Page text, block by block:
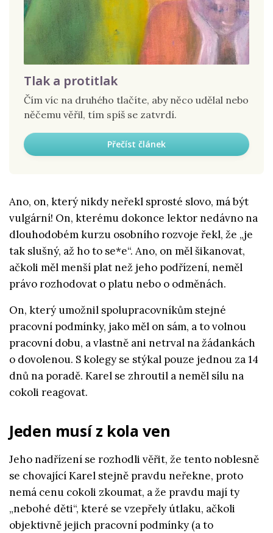
Tlak a protitlak
Čím víc na druhého tlačíte, aby něco udělal nebo
něčemu věřil, tím spíš se zatvrdí.
Přečíst článek
Ano, on, který nikdy neřekl sprosté slovo, má být
vulgární! On, kterému dokonce lektor nedávno na
dlouhodobém kurzu osobního rozvoje řekl, že „je
tak slušný, až ho to se*e“. Ano, on měl šikanovat,
ačkoli měl menší plat než jeho podřízení, neměl
právo rozhodovat o platu nebo o odměnách.
On, který umožnil spolupracovníkům stejné
pracovní podmínky, jako měl on sám, a to volnou
pracovní dobu, a vlastně ani netrval na žádankách
o dovolenou. S kolegy se stýkal pouze jednou za 14
dnů na poradě. Karel se zhroutil a neměl sílu na
cokoli reagovat.
Jeden musí z kola ven
Jeho nadřízení se rozhodli věřit, že tento noblesně
se chovající Karel stejně pravdu neřekne, proto
nemá cenu cokoli zkoumat, a že pravdu mají ty
„nebohé děti“, které se vzepřely útlaku, ačkoli
objektivně jejich pracovní podmínky (a to